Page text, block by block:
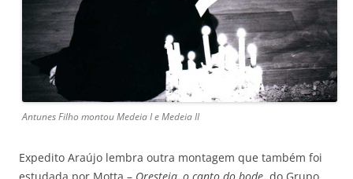
Antunes Filho montou Medeia I e Medeia II
Expedito Araújo lembra outra montagem que também foi
estudada por Motta – Oresteia, o canto do bode, do Grupo